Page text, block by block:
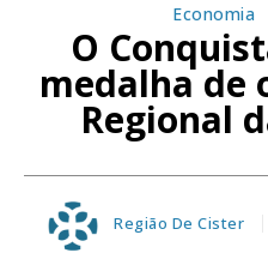
Economia
O
medalha de
Regional
Região De Cister